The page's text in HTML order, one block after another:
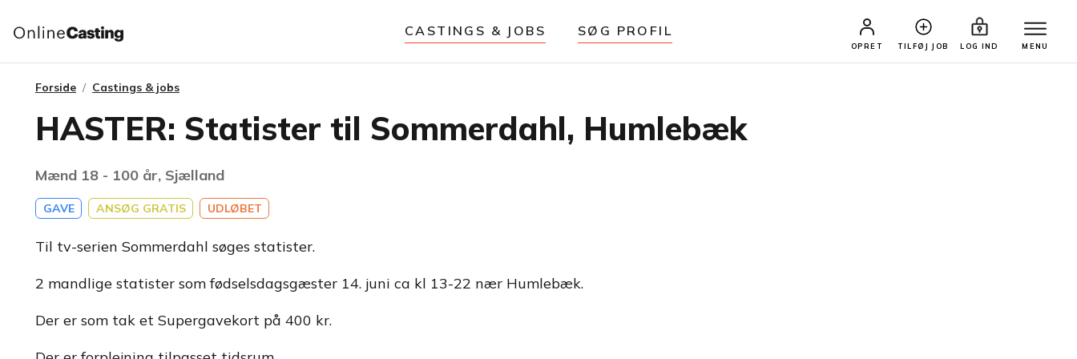
CASTINGS & JOBS SØG PROFIL
OPRET TILFØJ JOB LOG IND MENU
Forside Castings & jobs
HASTER: Statister til Sommerdahl, Humlebæk
Mænd 18 - 100 år, Sjælland
GAVE ANSØG GRATIS UDLØBET
Til tv-serien Sommerdahl søges statister.
2 mandlige statister som fødselsdagsgæster 14. juni ca kl 13-22 nær Humlebæk.
Der er som tak et Supergavekort på 400 kr.